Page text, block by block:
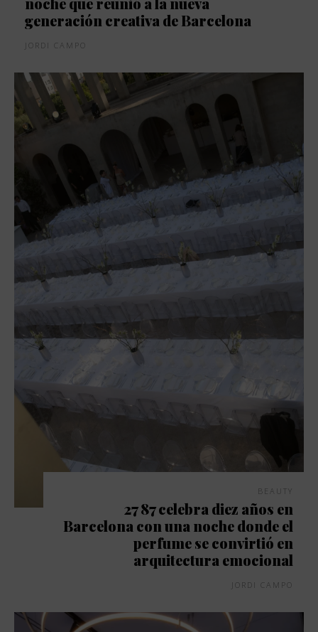
generación creativa de Barcelona
JORDI CAMPO
BEAUTY
27 87 celebra diez años en
Barcelona con una noche donde el
perfume se convirtió en
arquitectura emocional
JORDI CAMPO